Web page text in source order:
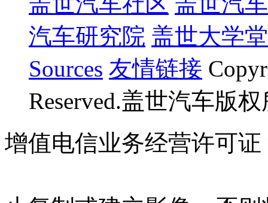
汽车研究院 盖世大学堂
Sources 友情链接
Reserved.盖世汽车版
增值电信业务经营许可证